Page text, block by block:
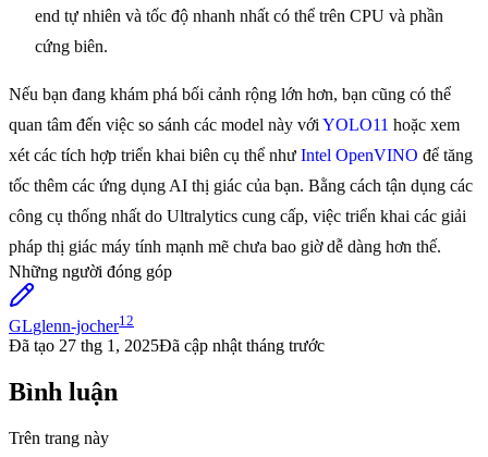
end tự nhiên và tốc độ nhanh nhất có thể trên CPU và phần
cứng biên.
Nếu bạn đang khám phá bối cảnh rộng lớn hơn, bạn cũng có thể
quan tâm đến việc so sánh các model này với YOLO11 hoặc xem
xét các tích hợp triển khai biên cụ thể như Intel OpenVINO để tăng
tốc thêm các ứng dụng AI thị giác của bạn. Bằng cách tận dụng các
công cụ thống nhất do Ultralytics cung cấp, việc triển khai các giải
pháp thị giác máy tính mạnh mẽ chưa bao giờ dễ dàng hơn thế.
Những người đóng góp
GLglenn-jocher12
Đã tạo 27 thg 1, 2025Đã cập nhật tháng trước
Bình luận
Trên trang này